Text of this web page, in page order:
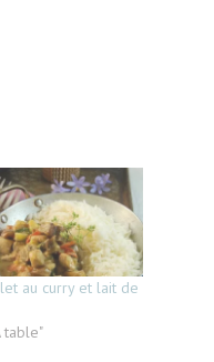
au curry et lait de
table"